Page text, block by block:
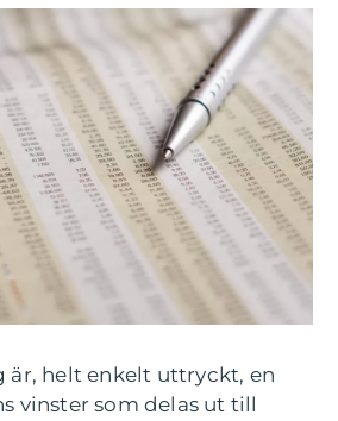
helt enkelt uttryckt, en
vinster som delas ut till